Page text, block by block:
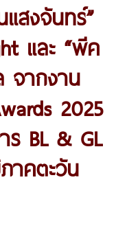
แสงจันทร์”
และ “พีค
จากงาน
2025
ร BL & GL
าคตะวัน